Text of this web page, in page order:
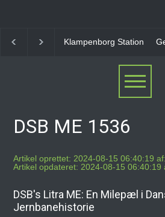
Gentofte Station Ny
DSB ME 1536
Artikel oprettet: 2024-08-15 06:40:19 af:
Artikel opdateret: 2024-08-15 06:40:19
DSB's Litra ME: En Milepæl i
Jernbanehistorie